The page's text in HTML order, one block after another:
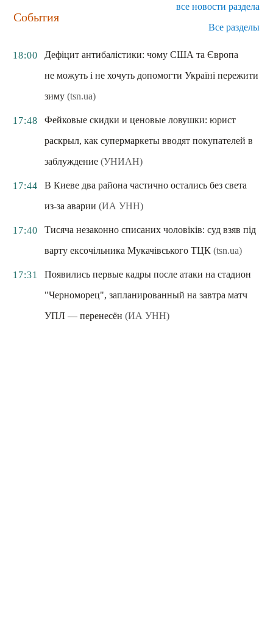
События
все новости раздела
Все разделы
18:00
Дефіцит антибалістики: чому США та Європа
не можуть і не хочуть допомогти Україні пережити
зиму (tsn.ua)
17:48
Фейковые скидки и ценовые ловушки: юрист
раскрыл, как супермаркеты вводят покупателей в
заблуждение (УНИАН)
17:44
В Киеве два района частично остались без света
из-за аварии (ИА УНН)
17:40
Тисяча незаконно списаних чоловіків: суд взяв під
варту ексочільника Мукачівського ТЦК (tsn.ua)
17:31
Появились первые кадры после атаки на стадион
"Черноморец", запланированный на завтра матч
УПЛ — перенесён (ИА УНН)